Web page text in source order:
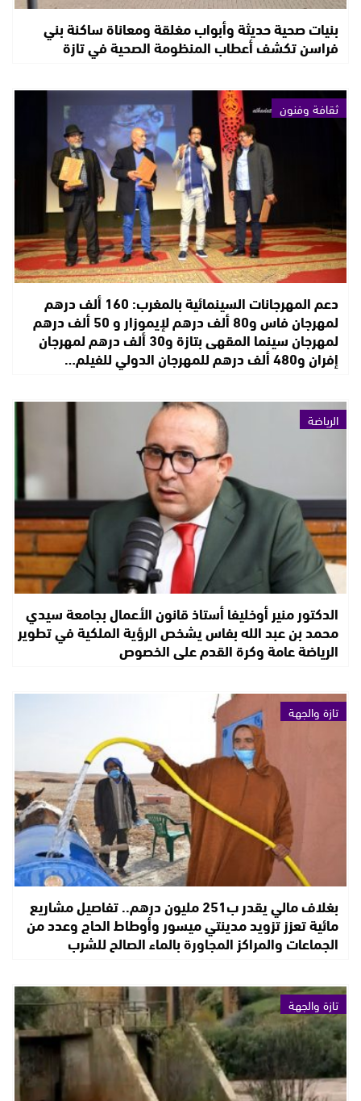
بنيات صحية حديثة وأبواب مغلقة ومعاناة ساكنة بني
فراسن تكشف أعطاب المنظومة الصحية في تازة
ثقافة وفنون
دعم المهرجانات السينمائية بالمغرب: 160 ألف درهم
لمهرجان فاس و80 ألف درهم لإيموزار و 50 ألف درهم
لمهرجان سينما المقهى بتازة و30 ألف درهم لمهرجان
إفران و480 ألف درهم للمهرجان الدولي للفيلم…
الرياضة
الدكتور منير أوخليفا أستاذ قانون الأعمال بجامعة سيدي
محمد بن عبد الله بفاس يشخص الرؤية الملكية في تطوير
الرياضة عامة وكرة القدم على الخصوص
تازة والجهة
بغلاف مالي يقدر ب251 مليون درهم.. تفاصيل مشاريع
مائية تعزز تزويد مدينتي ميسور وأوطاط الحاج وعدد من
الجماعات والمراكز المجاورة بالماء الصالح للشرب
تازة والجهة